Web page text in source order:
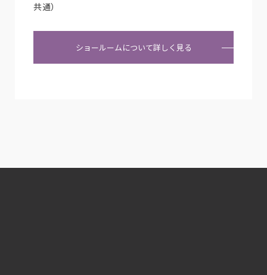
共通）
ショールームについて詳しく見る